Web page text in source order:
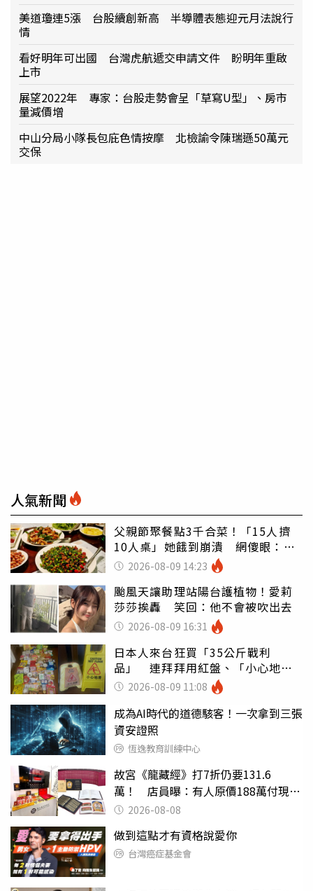
美道瓊連5漲 台股續創新高 半導體表態迎元月法說行
情
看好明年可出國 台灣虎航遞交申請文件 盼明年重啟
上市
展望2022年 專家：台股走勢會呈「草寫U型」、房市
量減價增
中山分局小隊長包庇色情按摩 北檢諭令陳瑞遜50萬元
交保
人氣新聞
父親節聚餐點3千合菜！「15人擠
10人桌」她餓到崩潰 網傻眼：讓
店家看笑話
2026-08-09 14:23
颱風天讓助理站陽台護植物！愛莉
莎莎挨轟 笑回：他不會被吹出去
2026-08-09 16:31
日本人來台狂買「35公斤戰利
品」 連拜拜用紅盤、「小心地
滑」告示牌也帶回家
2026-08-09 11:08
成為AI時代的道德駭客！一次拿到三張
資安證照
恆逸教育訓練中心
故宮《龍藏經》打7折仍要131.6
萬！ 店員曝：有人原價188萬付現購
買 2026-08-08
做到這點才有資格說愛你
台灣癌症基金會